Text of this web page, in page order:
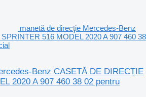
manetă de direcţie Mercedes-Benz
516 MODEL 2020 A 907 460 38
Benz CASETĂ DE DIRECȚIE
2020 A 907 460 38 02 pentru